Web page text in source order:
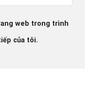
web trong trình
của tôi.